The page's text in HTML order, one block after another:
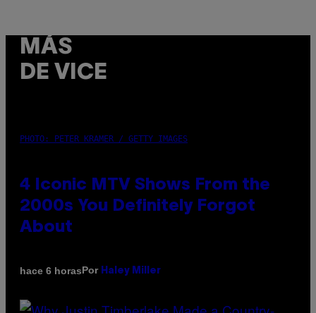
MÁS
DE VICE
PHOTO: PETER KRAMER / GETTY IMAGES
4 Iconic MTV Shows From the
2000s You Definitely Forgot
About
hace 6 horasPor Haley Miller